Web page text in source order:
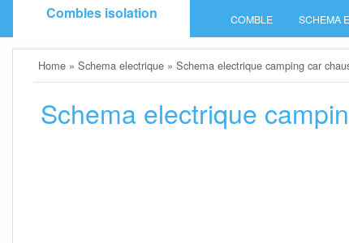
Combles isolation COMBLE SCHEMA
Home »Schema electrique »Schema electrique camping car
Schema electrique